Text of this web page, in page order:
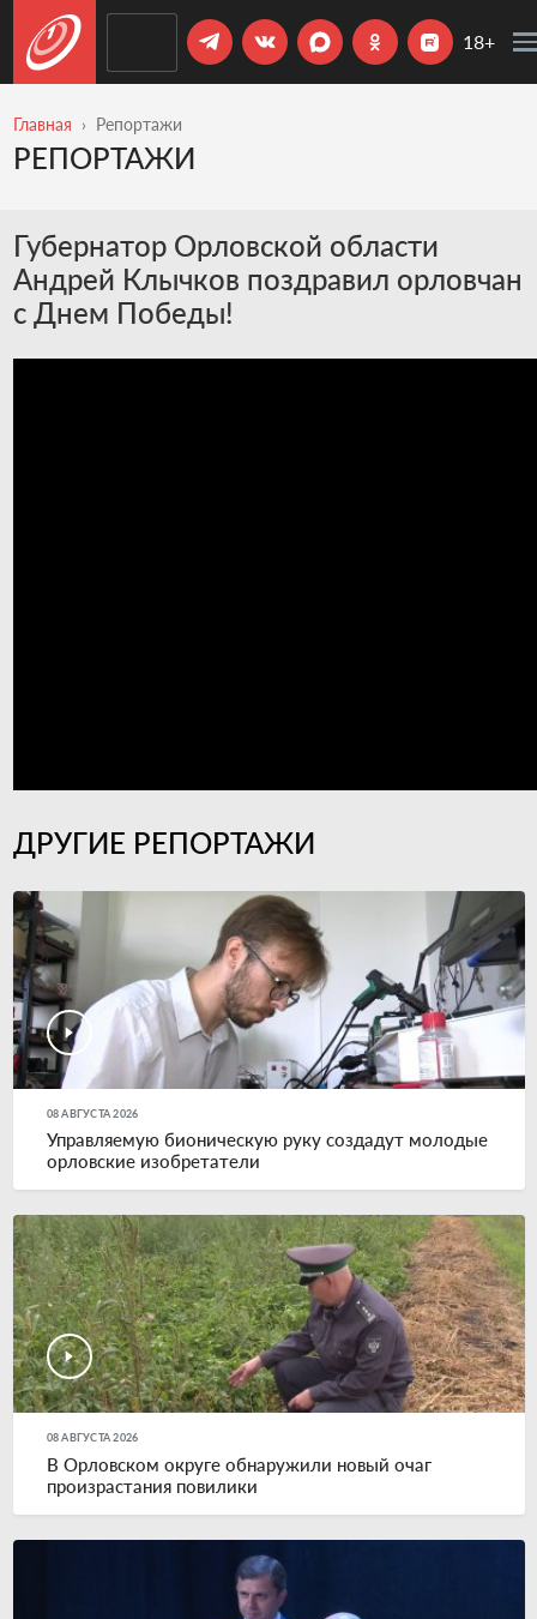
18+
Главная Репортажи
РЕПОРТАЖИ
Губернатор Орловской области
Андрей Клычков поздравил орловчан
с Днем Победы!
ДРУГИЕ РЕПОРТАЖИ
08 АВГУСТА 2026
Управляемую бионическую руку создадут молодые
орловские изобретатели
08 АВГУСТА 2026
В Орловском округе обнаружили новый очаг
произрастания повилики